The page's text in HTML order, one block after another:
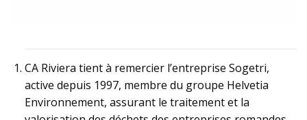
CA Riviera tient à remercier l’entreprise Sogetri,
active depuis 1997, membre du groupe Helvetia
Environnement, assurant le traitement et la